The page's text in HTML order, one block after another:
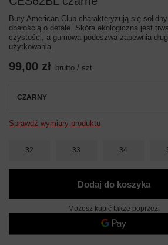
Buty American Club charakteryzują się
dbałością o detale. Skóra ekologiczna jest
czystości, a gumowa podeszwa zapewnia
użytkowania.
99,00 zł brutto / szt.
CZARNY
Sprawdź wymiary produktu
32 33 34
Dodaj do koszyka
Możesz kupić także poprzez: